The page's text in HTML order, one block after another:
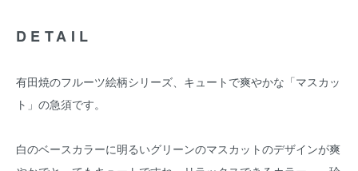
DETAIL
有田焼のフルーツ絵柄シリーズ、キュートで爽やかな「マスカッ
ト」の急須です。
白のベースカラーに明るいグリーンのマスカットのデザインが爽